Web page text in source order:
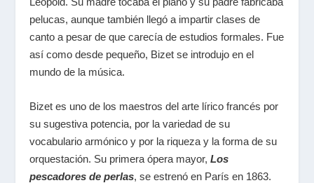
pelucas, aunque también llegó a impartir clases de
canto a pesar de que carecía de estudios formales. Fue
así como desde pequeño, Bizet se introdujo en el
mundo de la música.
Bizet es uno de los maestros del arte lírico francés por
su sugestiva potencia, por la variedad de su
vocabulario armónico y por la riqueza y la forma de su
orquestación. Su primera ópera mayor,Los
pescadores de perlas, se estrenó en París en 1863.